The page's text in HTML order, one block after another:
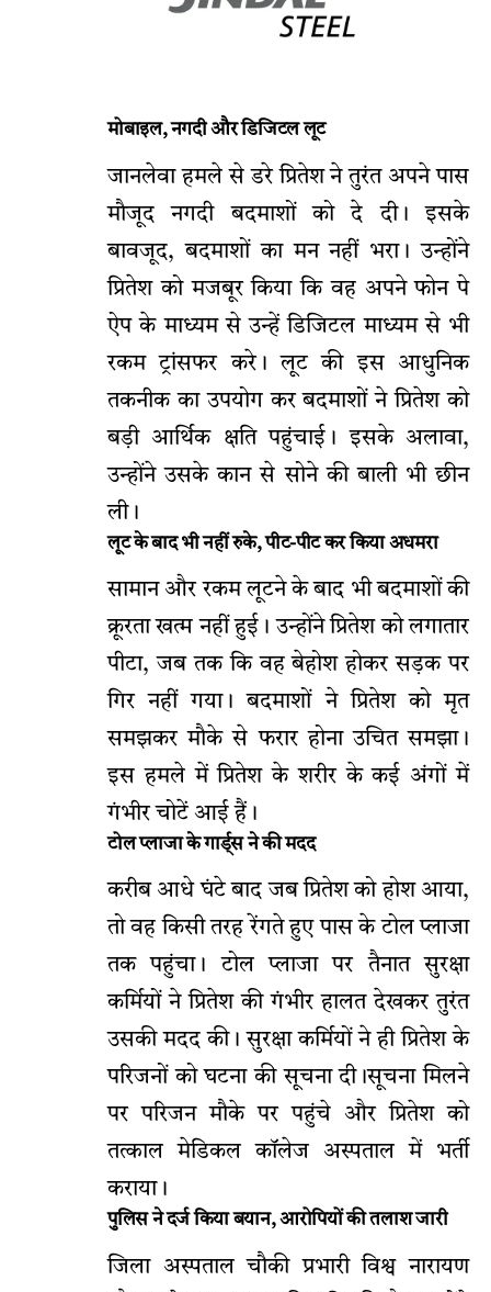
मोबाइल, नगदी और डिजिटल लूट
जानलेवा हमले से डरे प्रितेश ने तुरंत अपने पास
मौजूद नगदी बदमाशों को दे दी। इसके
बावजूद, बदमाशों का मन नहीं भरा। उन्होंने
प्रितेश को मजबूर किया कि वह अपने फोन पे
ऐप के माध्यम से उन्हें डिजिटल माध्यम से भी
रकम ट्रांसफर करे। लूट की इस आधुनिक
तकनीक का उपयोग कर बदमाशों ने प्रितेश को
बड़ी आर्थिक क्षति पहुंचाई। इसके अलावा,
उन्होंने उसके कान से सोने की बाली भी छीन
ली।
लूट के बाद भी नहीं रुके, पीट-पीट कर किया अधमरा
सामान और रकम लूटने के बाद भी बदमाशों की
क्रूरता खत्म नहीं हुई। उन्होंने प्रितेश को लगातार
पीटा, जब तक कि वह बेहोश होकर सड़क पर
गिर नहीं गया। बदमाशों ने प्रितेश को मृत
समझकर मौके से फरार होना उचित समझा।
इस हमले में प्रितेश के शरीर के कई अंगों में
गंभीर चोटें आई हैं।
टोल प्लाजा के गार्ड्स ने की मदद
करीब आधे घंटे बाद जब प्रितेश को होश आया,
तो वह किसी तरह रेंगते हुए पास के टोल प्लाजा
तक पहुंचा। टोल प्लाजा पर तैनात सुरक्षा
कर्मियों ने प्रितेश की गंभीर हालत देखकर तुरंत
उसकी मदद की। सुरक्षा कर्मियों ने ही प्रितेश के
परिजनों को घटना की सूचना दी।सूचना मिलने
पर परिजन मौके पर पहुंचे और प्रितेश को
तत्काल मेडिकल कॉलेज अस्पताल में भर्ती
कराया।
पुलिस ने दर्ज किया बयान, आरोपियों की तलाश जारी
जिला अस्पताल चौकी प्रभारी विश्व नारायण